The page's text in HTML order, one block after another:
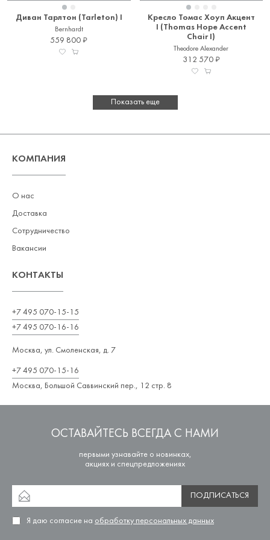
Наматрасники
Treca Interiors Paris
Trowbridge Gallery
Ulybina Design
Диван Тарлтон (Tarleton) I
Bernhardt
559 800
Кресло Томас Хоуп Акцент
I (Thomas Hope Accent
Chair I)
Theodore Alexander
312 570
Показать еще
КОМПАНИЯ
О нас
Доставка
Сотрудничество
Вакансии
КОНТАКТЫ
+7 495 070-15-15
+7 495 070-16-16
Москва, ул. Смоленская, д. 7
+7 495 070-15-16
Москва, Большой Саввинский пер., 12 стр. 8
ОСТАВАЙТЕСЬ ВСЕГДА С НАМИ
первыми узнавайте о новинках,
акциях и спецпредложениях
ПОДПИСАТЬСЯ
Я даю согласие на обработку персональных данных